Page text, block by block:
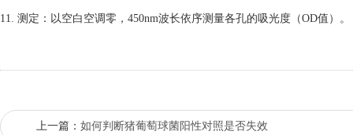
11. 测定：以空白空调零，450nm波长依序测量各孔的吸光度（OD值）
上一篇： 如何判断猪葡萄球菌阳性对照是否失效